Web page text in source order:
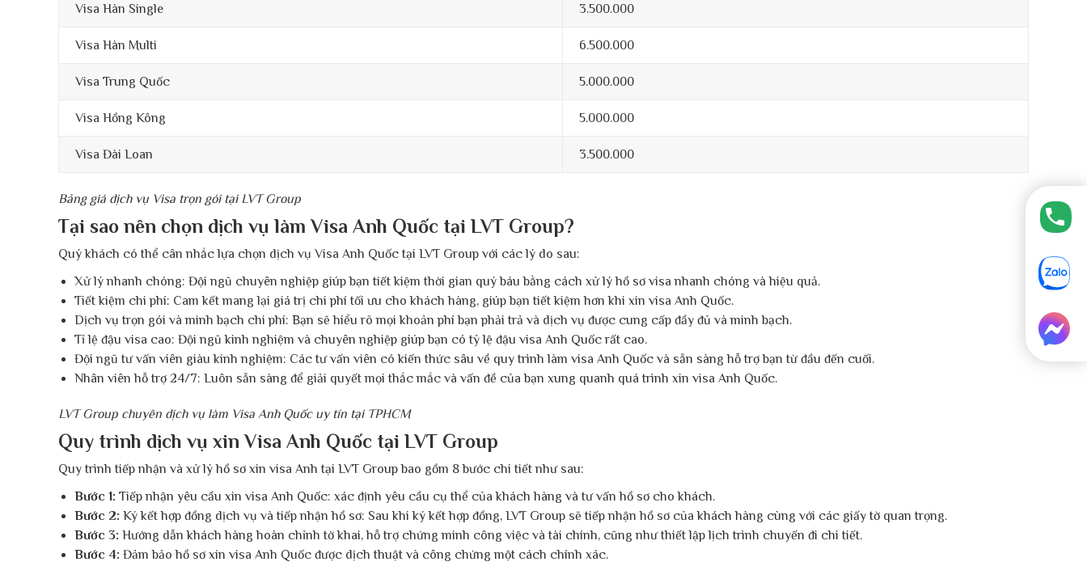
Visa Hàn Single 3.500.000
Visa Hàn Multi 6.500.000
Visa Trung Quốc 5.000.000
Visa Hồng Kông 5.000.000
Visa Đài Loan 3.500.000
Bảng giá dịch vụ Visa trọn gói tại LVT Group
Tại sao nên chọn dịch vụ làm Visa Anh Quốc tại LVT Group?
Quý khách có thể cân nhắc lựa chọn dịch vụ Visa Anh Quốc tại LVT Group với các lý do sau:
Xử lý nhanh chóng: Đội ngũ chuyên nghiệp giúp bạn tiết kiệm thời gian quý báu bằng cách xử lý hồ sơ visa nhanh chóng và hiệu quả.
Tiết kiệm chi phí: Cam kết mang lại giá trị chi phí tối ưu cho khách hàng, giúp bạn tiết kiệm hơn khi xin visa Anh Quốc.
Dịch vụ trọn gói và minh bạch chi phí: Bạn sẽ hiểu rõ mọi khoản phí bạn phải trả và dịch vụ được cung cấp đầy đủ và minh bạch.
Tỉ lệ đậu visa cao: Đội ngũ kinh nghiệm và chuyên nghiệp giúp bạn có tỷ lệ đậu visa Anh Quốc rất cao.
Đội ngũ tư vấn viên giàu kinh nghiệm: Các tư vấn viên có kiến thức sâu về quy trình làm visa Anh Quốc và sẵn sàng hỗ trợ bạn từ đầu đến cuối.
Nhân viên hỗ trợ 24/7: Luôn sẵn sàng để giải quyết mọi thắc mắc và vấn đề của bạn xung quanh quá trình xin visa Anh Quốc.
LVT Group chuyên dịch vụ làm Visa Anh Quốc uy tín tại TPHCM
Quy trình dịch vụ xin Visa Anh Quốc tại LVT Group
Quy trình tiếp nhận và xử lý hồ sơ xin visa Anh tại LVT Group bao gồm 8 bước chi tiết như sau:
Bước 1: Tiếp nhận yêu cầu xin visa Anh Quốc: xác định yêu cầu cụ thể của khách hàng và tư vấn hồ sơ cho khách.
Bước 2: Ký kết hợp đồng dịch vụ và tiếp nhận hồ sơ: Sau khi ký kết hợp đồng, LVT Group sẽ tiếp nhận hồ sơ của khách hàng cùng với các giấy tờ quan trọng.
Bước 3: Hướng dẫn khách hàng hoàn chỉnh tờ khai, hỗ trợ chứng minh công việc và tài chính, cũng như thiết lập lịch trình chuyến đi chi tiết.
Bước 4: Đảm bảo hồ sơ xin visa Anh Quốc được dịch thuật và công chứng một cách chính xác.